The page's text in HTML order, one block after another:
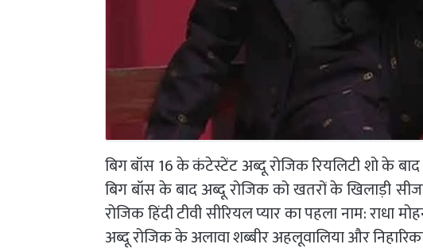
बिग बॉस 16 के कंटेस्टेंट अब्दू रोजिक रियलिटी शो के
बिग बॉस के बाद अब्दू रोजिक को खतरों के खिलाड़ी
रोजिक हिंदी टीवी सीरियल प्यार का पहला नाम: राधा
अब्दू रोजिक के अलावा शब्बीर अहलूवालिया और